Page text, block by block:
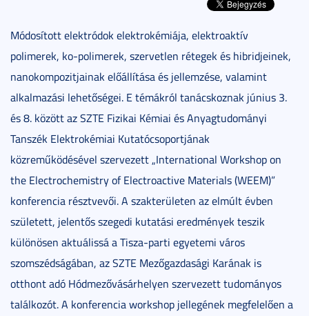
Módosított elektródok elektrokémiája, elektroaktív
polimerek, ko-polimerek, szervetlen rétegek és hibridjeinek,
nanokompozitjainak előállítása és jellemzése, valamint
alkalmazási lehetőségei. E témákról tanácskoznak június 3.
és 8. között az SZTE Fizikai Kémiai és Anyagtudományi
Tanszék Elektrokémiai Kutatócsoportjának
közreműködésével szervezett „International Workshop on
the Electrochemistry of Electroactive Materials (WEEM)”
konferencia résztvevői. A szakterületen az elmúlt évben
született, jelentős szegedi kutatási eredmények teszik
különösen aktuálissá a Tisza-parti egyetemi város
szomszédságában, az SZTE Mezőgazdasági Karának is
otthont adó Hódmezővásárhelyen szervezett tudományos
találkozót. A konferencia workshop jellegének megfelelően a